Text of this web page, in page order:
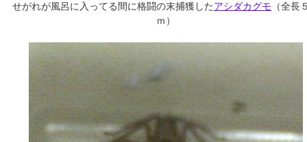
せがれが風呂に入ってる間に格闘の末捕獲したアシダカグモ （全長
ｍ）